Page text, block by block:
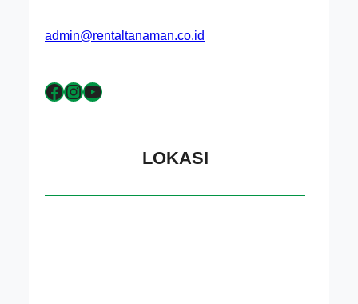
admin@rentaltanaman.co.id
Facebook InstagramYouTube
LOKASI